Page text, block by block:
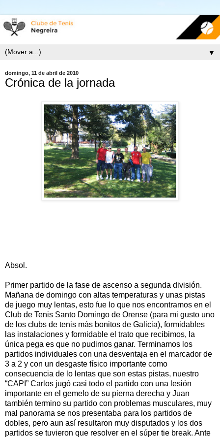
▼
domingo, 11 de abril de 2010
Crónica de la jornada
Absol.
Primer partido de la fase de ascenso a segunda división.
Mañana de domingo con altas temperaturas y unas pistas
de juego muy lentas, esto fue lo que nos encontramos en el
Club de Tenis Santo Domingo de Orense (para mi gusto uno
de los clubs de tenis más bonitos de Galicia), formidables
las instalaciones y formidable el trato que recibimos, la
única pega es que no pudimos ganar. Terminamos los
partidos individuales con una desventaja en el marcador de
3 a 2 y con un desgaste físico importante como
consecuencia de lo lentas que son estas pistas, nuestro
“CAPI” Carlos jugó casi todo el partido con una lesión
importante en el gemelo de su pierna derecha y Juan
también termino su partido con problemas musculares, muy
mal panorama se nos presentaba para los partidos de
dobles, pero aun así resultaron muy disputados y los dos
partidos se tuvieron que resolver en el súper tie break. Ante